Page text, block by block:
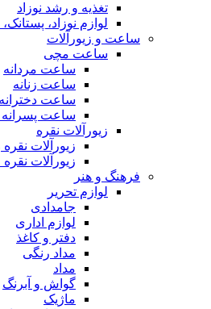
تغذیه و رشد نوزاد
لوازم نوزاد،
ساعت و زیور‌آلات
ساعت مچی
ساعت مردانه
ساعت زنانه
ساعت
ساعت پسرانه
زیورآلات نقره
زیورآلات نقره
زیورآلات نقره
فرهنگ و هنر
لوازم تحریر
جامدادی
لوازم اداری
دفتر و کاغذ
مداد رنگی
مداد
گواش و آبرنگ
ماژیک